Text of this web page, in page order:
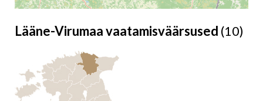
Lääne-Virumaa vaatamisväärsused (10)